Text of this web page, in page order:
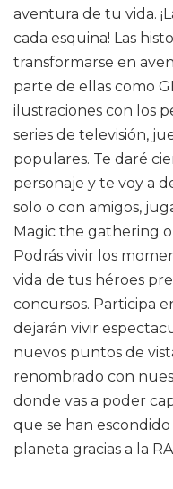
aventura de tu vida.
cada esquina! Las
transformarse en
parte de ellas como
ilustraciones con los
series de televisión,
populares. Te daré
personaje y te voy a
solo o con amigos,
Magic the gathering
Podrás vivir los
vida de tus héroes
concursos. Participa
dejarán vivir
nuevos puntos de
renombrado con
donde vas a poder
que se han
planeta gracias a la